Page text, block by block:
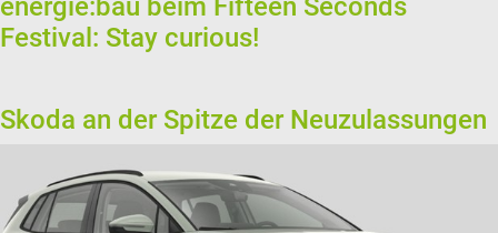
energie:bau beim Fifteen Seconds
Festival: Stay curious!
Skoda an der Spitze der Neuzulassungen